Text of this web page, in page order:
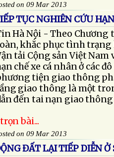
on 09 Mar 2013
TỤC NGHIÊN CỨU
Hà Nội - Theo Chương
khắc phục tình trạng
tải Cộng sản Việt
chế xe cá nhân ở các
tiện giao thông
giao thông là một
đến tai nạn giao thông
trọn bài...
on 09 Mar 2013
ĐẤT LẠI TIẾP DIỄN Ở